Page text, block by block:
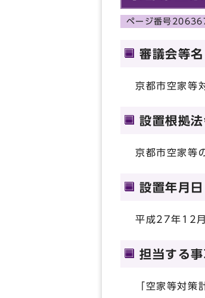
ページ番号
審議会等名
京都市空家等
設置根拠
京都市空家等
設置年月日
平成27年12
担当する
「空家等対策